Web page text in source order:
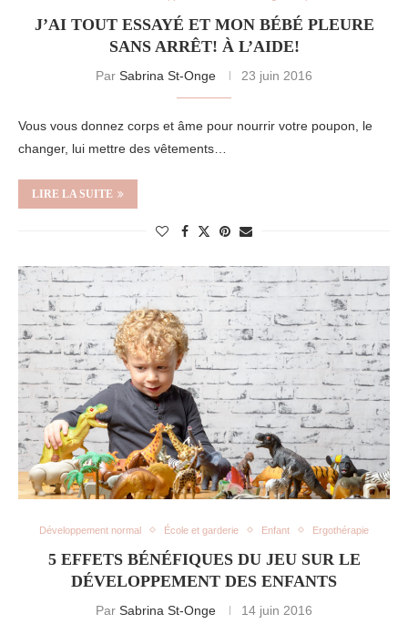
J’AI TOUT ESSAYÉ ET MON BÉBÉ PLEURE
SANS ARRÊT! À L’AIDE!
Par Sabrina St-Onge 23 juin 2016
Vous vous donnez corps et âme pour nourrir votre poupon, le
changer, lui mettre des vêtements…
LIRE LA SUITE
Développement normal École et garderie Enfant Ergothérapie
5 EFFETS BÉNÉFIQUES DU JEU SUR LE
DÉVELOPPEMENT DES ENFANTS
Par Sabrina St-Onge 14 juin 2016